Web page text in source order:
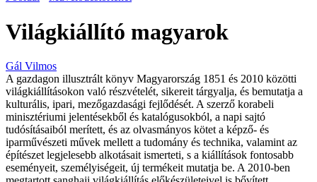
Világkiállító magyarok
Gál Vilmos
A gazdagon illusztrált könyv Magyarország 1851 és 2010 közötti
világkiállításokon való részvételét, sikereit tárgyalja, és bemutatja a
kulturális, ipari, mezőgazdasági fejlődését. A szerző korabeli
minisztériumi jelentésekből és katalógusokból, a napi sajtó
tudósításaiból merített, és az olvasmányos kötet a képző- és
iparművészeti művek mellett a tudomány és technika, valamint az
építészet legjelesebb alkotásait ismerteti, s a kiállítások fontosabb
eseményeit, személyiségeit, új termékeit mutatja be. A 2010-ben